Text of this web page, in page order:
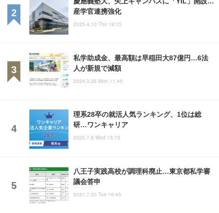
産学官連携強化
2025.4.10 Thu 19:15
私学助成金、最高額は早稲田大87億円…6法
人が新規で減額
2024.3.25 Mon 11:45
理系28卒の就活人気ランキング、1位は総
研…ワンキャリア
2026.7.8 Wed 15:15
八王子実践高校が調理科廃止…東京都私学審
議会答申
2021.7.20 Tue 16:45